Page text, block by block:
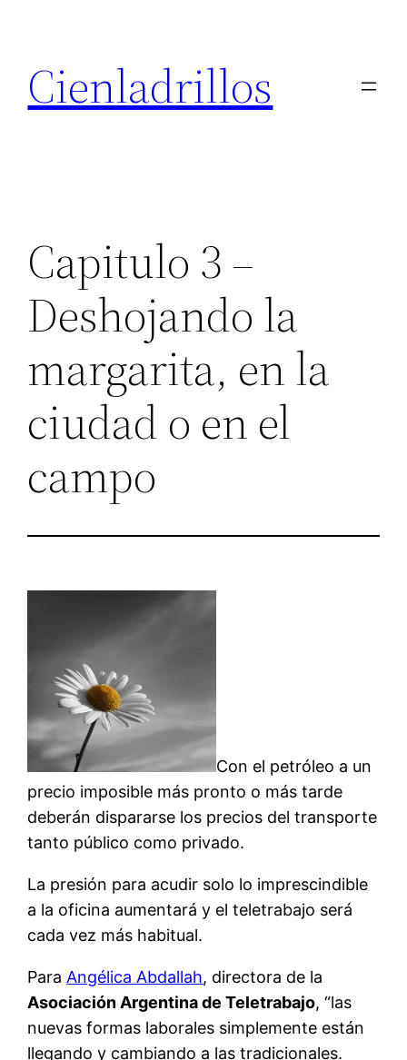
contenido
Cienladrillos
Capitulo 3 –
Deshojando la
margarita, en la
ciudad o en el
campo
Con el petróleo a un
precio imposible más pronto o más tarde
deberán dispararse los precios del transporte
tanto público como privado.
La presión para acudir solo lo imprescindible
a la oficina aumentará y el teletrabajo será
cada vez más habitual.
Para Angélica Abdallah, directora de la
Asociación Argentina de Teletrabajo, “las
nuevas formas laborales simplemente están
llegando y cambiando a las tradicionales.